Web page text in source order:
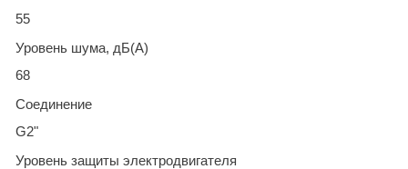
55
Уровень шума, дБ(А)
68
Соединение
G2"
Уровень защиты электродвигателя